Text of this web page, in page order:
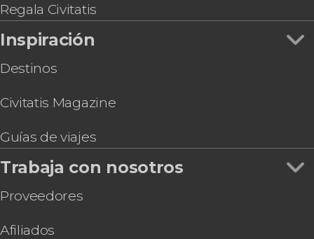
Regala Civitatis
Inspiración
Destinos
Civitatis Magazine
Guías de viajes
Trabaja con nosotros
Proveedores
Afiliados